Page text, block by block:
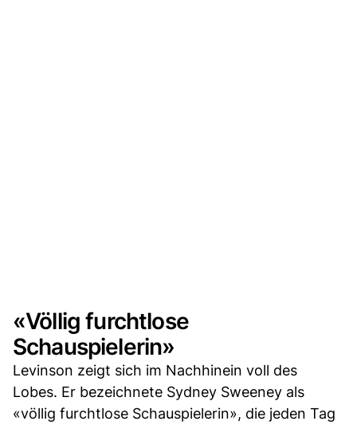
«Völlig furchtlose
Schauspielerin»
Levinson zeigt sich im Nachhinein voll des
Lobes. Er bezeichnete Sydney Sweeney als
«völlig furchtlose Schauspielerin», die jeden Tag